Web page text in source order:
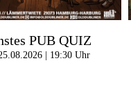
PUB QUIZ
| 19:30 Uhr